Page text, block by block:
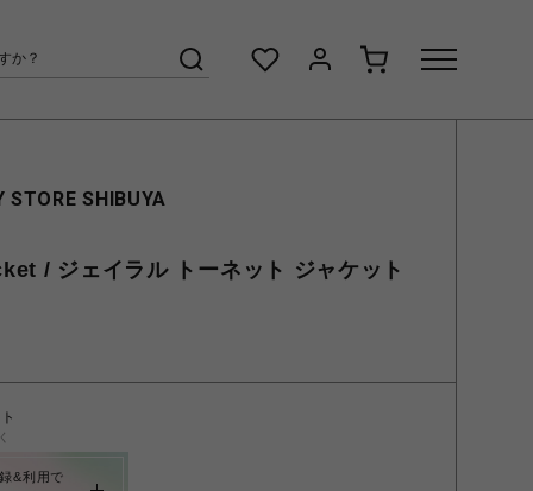
STORE SHIBUYA
/ ジェイラル トーネット ジャケット
&利用で